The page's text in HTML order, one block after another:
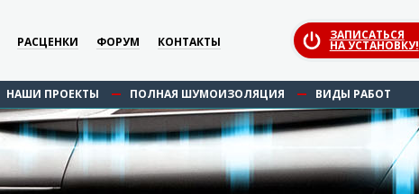
РАСЦЕНКИ ФОРУМ КОНТАКТЫ ЗАПИСАТЬСЯ
НА УСТАНОВКУ!
НАШИ ПРОЕКТЫ ПОЛНАЯ ШУМОИЗОЛЯЦИЯ ВИДЫ РАБОТ